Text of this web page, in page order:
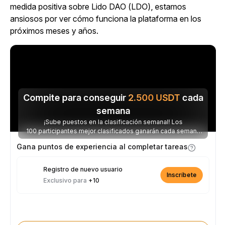
medida positiva sobre Lido DAO (LDO), estamos
ansiosos por ver cómo funciona la plataforma en los
próximos meses y años.
Compite para conseguir 2.500 USDT cada
semana
¡Sube puestos en la clasificación semanal! Los
100 participantes mejor clasificados ganarán cada semana
parte de los 2.500 USDT disponibles.
Gana puntos de experiencia al completar tareas
Registro de nuevo usuario
Exclusivo para +10
Inscríbete